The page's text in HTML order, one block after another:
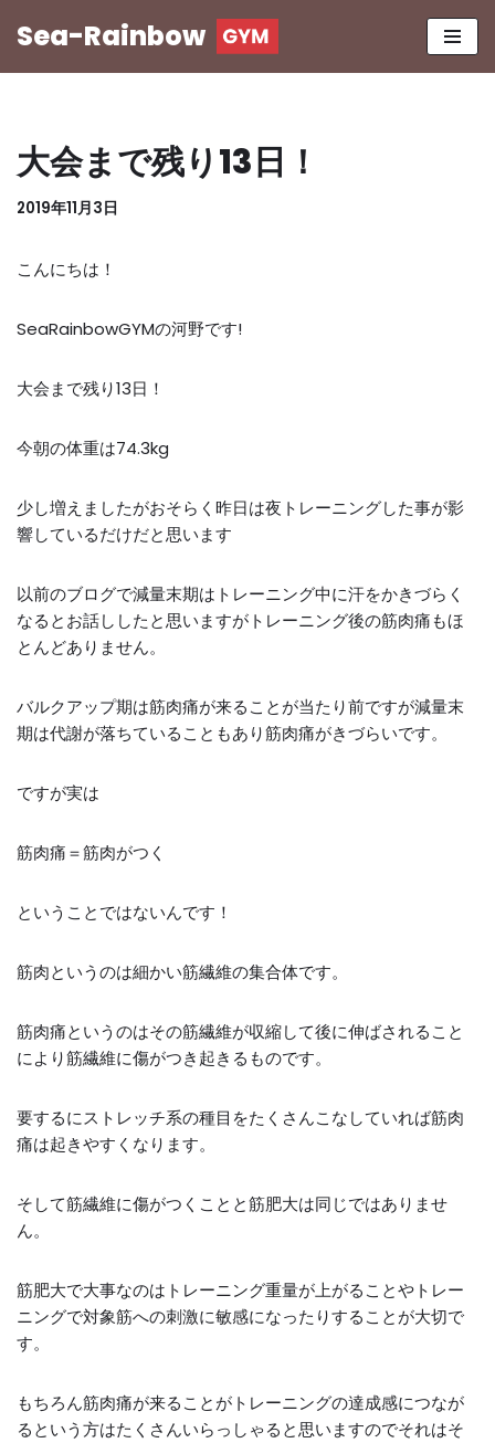
ツ
ス
ッ
Sea-Rainbow
大会まで残り13日！
2019年11月3日
こんにちは！
SeaRainbowGYMの河野です!
大会まで残り13日！
今朝の体重は74.3kg
少し増えましたがおそらく昨日は夜トレーニングした事が影
響しているだけだと思います
以前のブログで減量末期はトレーニング中に汗をかきづらく
なるとお話ししたと思いますがトレーニング後の筋肉痛もほ
とんどありません。
バルクアップ期は筋肉痛が来ることが当たり前ですが減量末
期は代謝が落ちていることもあり筋肉痛がきづらいです。
ですが実は
筋肉痛＝筋肉がつく
ということではないんです！
筋肉というのは細かい筋繊維の集合体です。
筋肉痛というのはその筋繊維が収縮して後に伸ばされること
により筋繊維に傷がつき起きるものです。
要するにストレッチ系の種目をたくさんこなしていれば筋肉
痛は起きやすくなります。
そして筋繊維に傷がつくことと筋肥大は同じではありませ
ん。
筋肥大で大事なのはトレーニング重量が上がることやトレー
ニングで対象筋への刺激に敏感になったりすることが大切で
す。
もちろん筋肉痛が来ることがトレーニングの達成感につなが
るという方はたくさんいらっしゃると思いますのでそれはそ